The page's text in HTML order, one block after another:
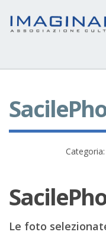
Categoria:
Le foto